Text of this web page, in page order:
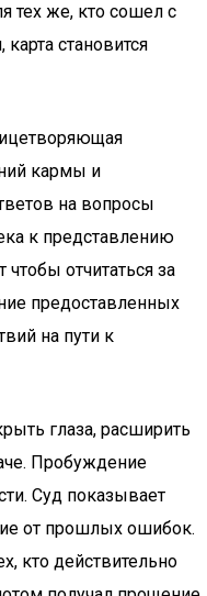
тех же, кто сошел с
становится
кармы и
на вопросы
к представлению
отчитаться за
предоставленных
на пути к
глаза, расширить
Пробуждение
Суд показывает
от прошлых ошибок.
кто действительно